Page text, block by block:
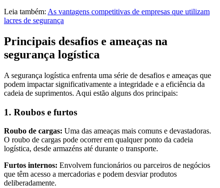
Leia também: As vantagens competitivas de empresas que utilizam
lacres de segurança
Principais desafios e ameaças na
segurança logística
A segurança logística enfrenta uma série de desafios e ameaças que
podem impactar significativamente a integridade e a eficiência da
cadeia de suprimentos. Aqui estão alguns dos principais:
1. Roubos e furtos
Roubo de cargas: Uma das ameaças mais comuns e devastadoras.
O roubo de cargas pode ocorrer em qualquer ponto da cadeia
logística, desde armazéns até durante o transporte.
Furtos internos: Envolvem funcionários ou parceiros de negócios
que têm acesso a mercadorias e podem desviar produtos
deliberadamente.